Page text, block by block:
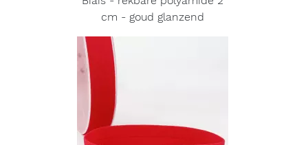
cm - goud glanzend